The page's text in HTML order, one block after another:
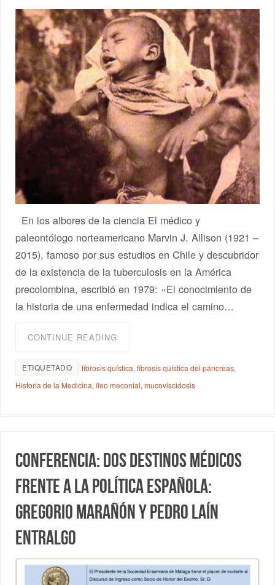
En los albores de la ciencia El médico y
paleontólogo norteamericano Marvin J. Allison (1921 –
2015), famoso por sus estudios en Chile y descubridor
de la existencia de la tuberculosis en la América
precolombina, escribió en 1979: «El conocimiento de
la historia de una enfermedad indica el camino…
CONTINUE READING
ETIQUETADO fibrosis quística,fibrosis quística del páncreas,
Historia de la Medicina, íleo meconial,mucoviscidosis
Conferencia: Dos destinos médicos
frente a la política española:
Gregorio Marañón y Pedro Laín
Entralgo